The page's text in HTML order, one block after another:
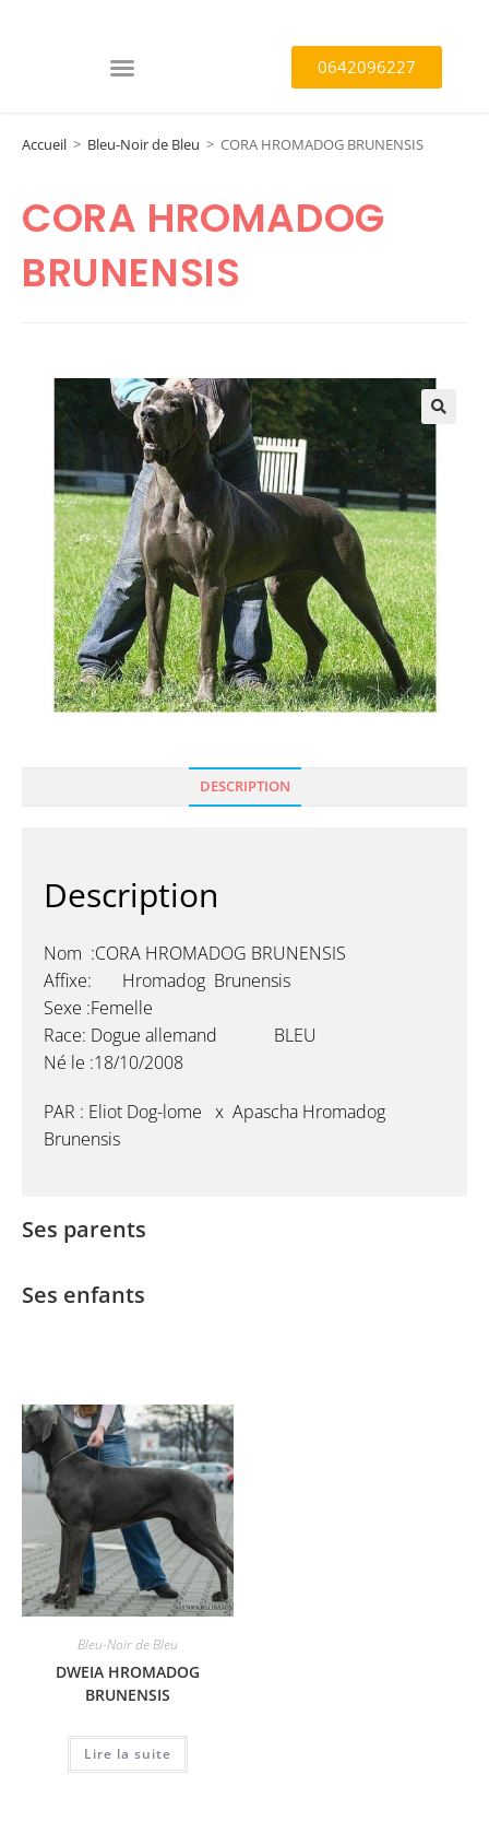
0642096227
Accueil > Bleu-Noir de Bleu > CORA HROMADOG BRUNENSIS
CORA HROMADOG
BRUNENSIS
DESCRIPTION
Description
Nom :CORA HROMADOG BRUNENSIS
Affixe: Hromadog Brunensis
Sexe :Femelle
Race: Dogue allemand BLEU
Né le :18/10/2008
PAR : Eliot Dog-lome x Apascha Hromadog
Brunensis
Ses parents
Ses enfants
Bleu-Noir de Bleu
DWEIA HROMADOG
BRUNENSIS
Lire la suite